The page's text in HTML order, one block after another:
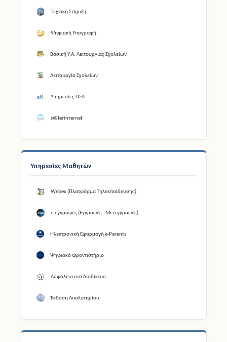
Τεχνική Στήριξη
Ψηφιακή Υπογραφή
Βασική Υ.Α. Λειτουργίας Σχολείων
Λειτουργία Σχολείων
Υπηρεσίες ΠΣΔ
s@ferinternet
Υπηρεσίες Μαθητών
Webex (Πλατφόρμα Τηλεκπαίδευσης)
e-εγγραφές (Εγγραφές - Μετεγγραφές)
Ηλεκτρονική Εφαρμογή e-Parents
Ψηφιακό Φροντιστήριο
Ασφάλεια στο Διαδίκτυο
Έκδοση Απολυτηρίου